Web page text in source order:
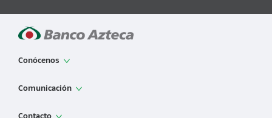
Conócenos
App de Banco Azteca
Comunicación
Noticias